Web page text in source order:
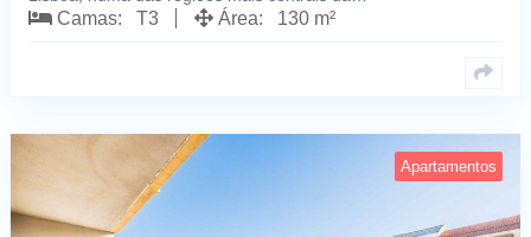
Camas: T3 Área: 130 m²
Apartamentos